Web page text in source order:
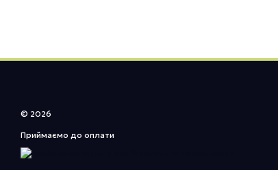
© 2026
Приймаємо до оплати